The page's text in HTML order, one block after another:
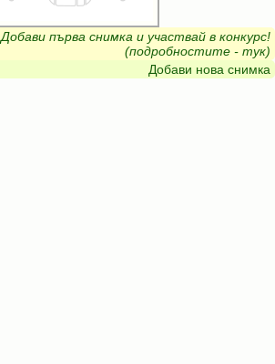
Добави първа снимка и участвай в конкурс!
(подробностите - тук)
Добави нова снимка